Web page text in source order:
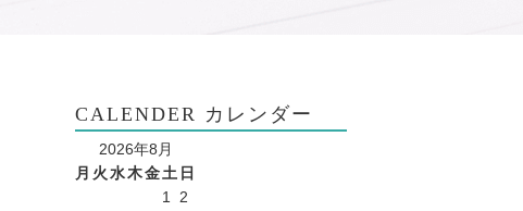
CALENDER カレンダー
2026年8月
月 火水木金土 日
1
2